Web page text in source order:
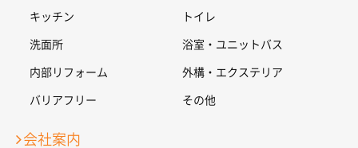
キッチン トイレ
洗面所 浴室・ユニットバス
内部リフォーム 外構・エクステリア
バリアフリー その他
会社案内